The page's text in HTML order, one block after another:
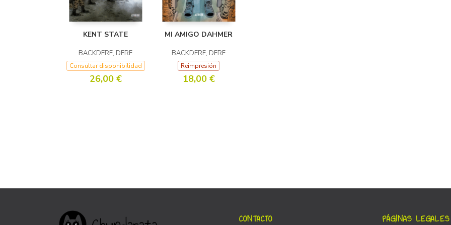
KENT STATE
BACKDERF, DERF
Consultar disponibilidad
26,00 €
MI AMIGO DAHMER
BACKDERF, DERF
Reimpresión
18,00 €
CONTACTO PÁGINAS LEGALES